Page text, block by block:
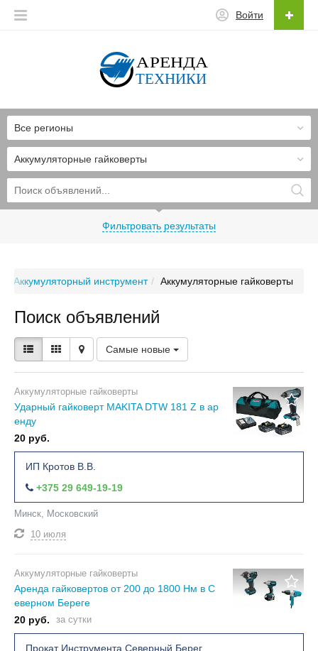
Войти
Аккумуляторные гайковерты
Все регионы
Фильтровать результаты
Аккумуляторный инструмент Аккумуляторные гайковерты
Поиск объявлений
Самые новые
Аккумуляторные гайковерты
Ударный гайковерт MAKITA DTW 181 Z в ар
енду
20 руб.
ИП Кротов В.В.
+375 29 649-19-19
Минск, Московский
10 июля
Аккумуляторные гайковерты
Аренда гайковертов от 200 до 1800 Нм в С
еверном Береге
20 руб.
за сутки
Прокат Инструмента Северный Берег